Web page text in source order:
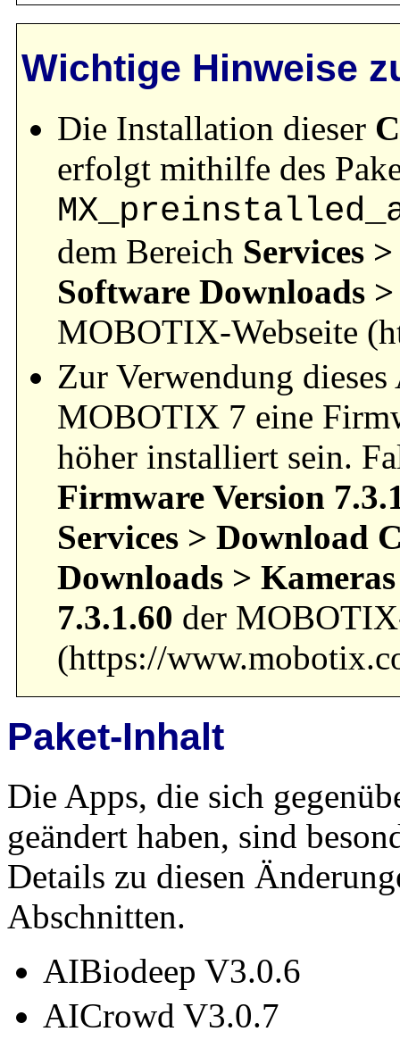
Wichtige Hinweise
Die Installation dieser
erfolgt mithilfe des
dem Bereich Services
Software Downloads
MOBOTIX-Webseite
Zur Verwendung
MOBOTIX 7 eine
höher installiert sein.
Firmware Version
Services > Download
Downloads >
7.3.1.60 der
(https://
Paket-Inhalt
Die Apps, die sich
geändert haben, sind
Details zu diesen
Abschnitten.
AIBiodeep V3.0.6
AICrowd V3.0.7